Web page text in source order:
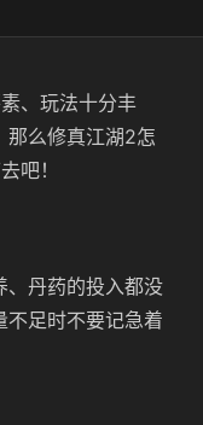
、玩法十分丰
那么修真江湖2怎
吧！
、丹药的投入都没
不足时不要记急着